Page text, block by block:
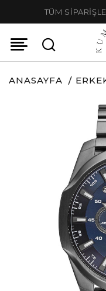
TÜM
ANASAYFA